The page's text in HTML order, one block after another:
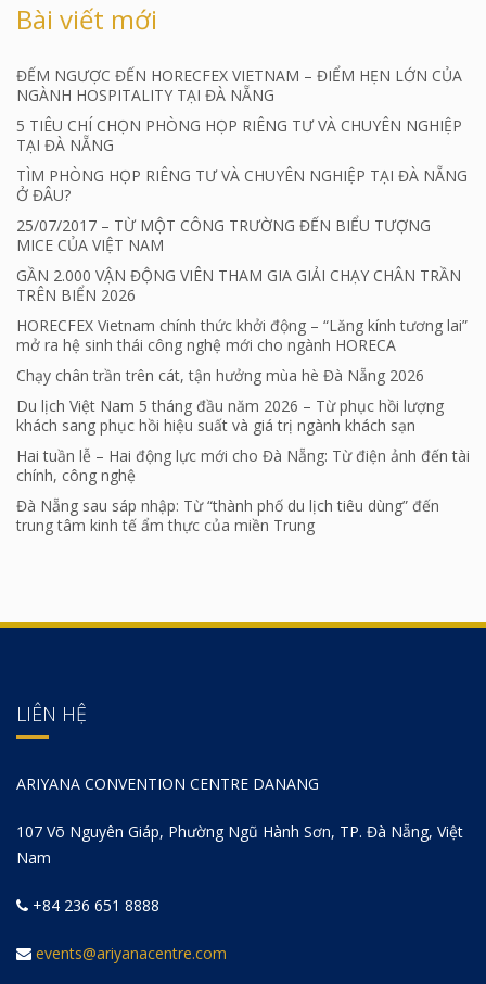
Bài viết mới
ĐẾM NGƯỢC ĐẾN HORECFEX VIETNAM – ĐIỂM HẸN LỚN CỦA
NGÀNH HOSPITALITY TẠI ĐÀ NẴNG
5 TIÊU CHÍ CHỌN PHÒNG HỌP RIÊNG TƯ VÀ CHUYÊN NGHIỆP
TẠI ĐÀ NẴNG
TÌM PHÒNG HỌP RIÊNG TƯ VÀ CHUYÊN NGHIỆP TẠI ĐÀ NẴNG
Ở ĐÂU?
25/07/2017 – TỪ MỘT CÔNG TRƯỜNG ĐẾN BIỂU TƯỢNG
MICE CỦA VIỆT NAM
GẦN 2.000 VẬN ĐỘNG VIÊN THAM GIA GIẢI CHẠY CHÂN TRẦN
TRÊN BIỂN 2026
HORECFEX Vietnam chính thức khởi động – “Lăng kính tương lai”
mở ra hệ sinh thái công nghệ mới cho ngành HORECA
Chạy chân trần trên cát, tận hưởng mùa hè Đà Nẵng 2026
Du lịch Việt Nam 5 tháng đầu năm 2026 – Từ phục hồi lượng
khách sang phục hồi hiệu suất và giá trị ngành khách sạn
Hai tuần lễ – Hai động lực mới cho Đà Nẵng: Từ điện ảnh đến tài
chính, công nghệ
Đà Nẵng sau sáp nhập: Từ “thành phố du lịch tiêu dùng” đến
trung tâm kinh tế ẩm thực của miền Trung
LIÊN HỆ
ARIYANA CONVENTION CENTRE DANANG
107 Võ Nguyên Giáp, Phường Ngũ Hành Sơn, TP. Đà Nẵng, Việt
Nam
+84 236 651 8888
events@ariyanacentre.com